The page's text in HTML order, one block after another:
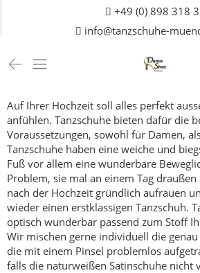
+49 (0) 898 318
info@tanzschuhe-
Auf Ihrer Hochzeit soll alles perfekt
anfühlen. Tanzschuhe bieten dafür die
Voraussetzungen, sowohl für Damen,
Tanzschuhe haben eine weiche und
Fuß vor allem eine wunderbare
Problem, sie mal an einem Tag draußen
nach der Hochzeit gründlich aufrauen
wieder einen erstklassigen Tanzschuh.
optisch wunderbar passend zum Stoff
Wir mischen gerne individuell die genau
die mit einem Pinsel problemlos
falls die naturweißen Satinschuhe nicht